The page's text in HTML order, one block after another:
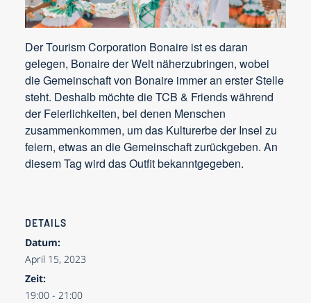
Der Tourism Corporation Bonaire ist es daran
gelegen, Bonaire der Welt näherzubringen, wobei
die Gemeinschaft von Bonaire immer an erster Stelle
steht. Deshalb möchte die TCB & Friends während
der Feierlichkeiten, bei denen Menschen
zusammenkommen, um das Kulturerbe der Insel zu
feiern, etwas an die Gemeinschaft zurückgeben. An
diesem Tag wird das Outfit bekanntgegeben.
DETAILS
Datum:
April 15, 2023
Zeit:
19:00 - 21:00